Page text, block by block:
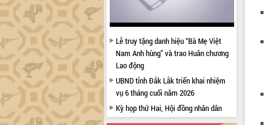
Lễ truy tặng danh hiệu “Bà Mẹ Việt
Nam Anh hùng” và trao Huân chương
Lao động
UBND tỉnh Đắk Lắk triển khai nhiệm
vụ 6 tháng cuối năm 2026
Kỳ họp thứ Hai, Hội đồng nhân dân
tỉnh khóa XI quyết nghị nhiều nội dung